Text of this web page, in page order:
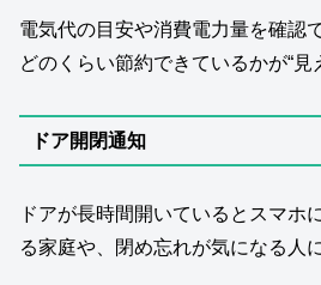
電気代の目安や消費電力量を確認で
どのくらい節約できているかが“見
ドア開閉通知
ドアが長時間開いているとスマホ
る家庭や、閉め忘れが気になる人